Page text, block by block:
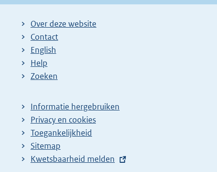
Over deze website
Contact
English
Help
Zoeken
Informatie hergebruiken
Privacy en cookies
Toegankelijkheid
Sitemap
E
Kwetsbaarheid melden